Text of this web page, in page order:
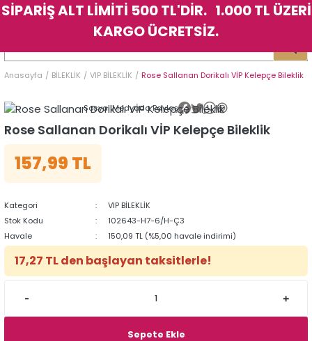
Geri Dön
Geri Dön
Geri Dön
Geri Dön
Geri Dön
Geri Dön
Anasayfa BİLEKLİK VIP BİLEKLİK Rose Sallanan Dorikalı VİP Kelepçe Bileklik
Sosyal Medyada Paylaş
Rose Sallanan Dorikalı VİP Kelepçe Bileklik
157,99 TL
Kategori
VIP BİLEKLİK
Stok Kodu
102643-H7-6/H-Ç3
Havale
150,09 TL (%5,00 havale indirimi)
17,27 TL den başlayan taksitlerle!
Sepete Ekle
Geri Dön
Geri Dön
Geri Dön
Geri Dön
Geri Dön
Geri Dön
SİPARİŞ ALT LİMİTİ 500 TL'DİR. 1.000 TL ÜZERİ
KARGO ÜCRETSİZ.